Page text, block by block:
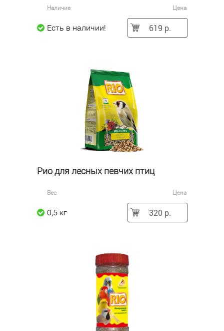
Наличие Цена
Есть в наличии! 619 р.
Рио для лесных певчих птиц
Вес Цена
0,5 кг 320 р.